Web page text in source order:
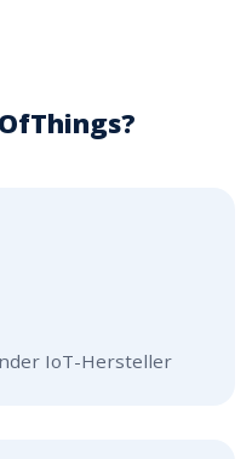
IoT-Hersteller